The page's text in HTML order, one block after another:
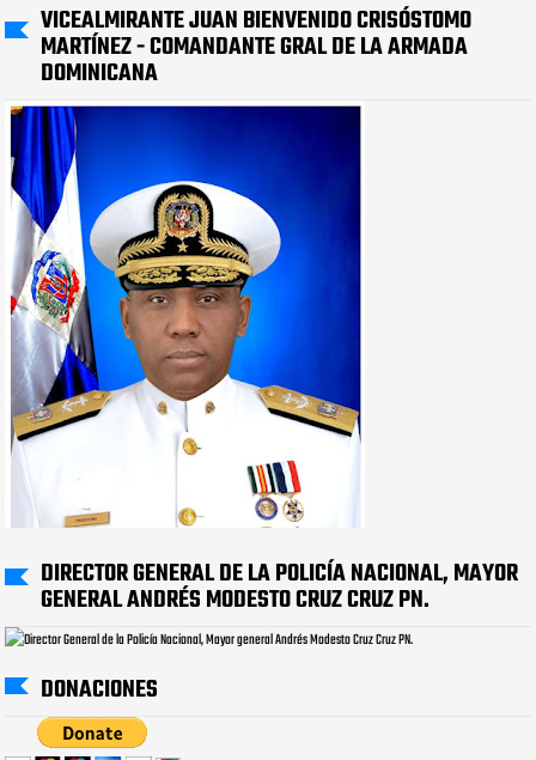
VICEALMIRANTE JUAN BIENVENIDO CRISÓSTOMO
MARTÍNEZ - COMANDANTE GRAL DE LA ARMADA
DOMINICANA
DIRECTOR GENERAL DE LA POLICÍA NACIONAL, MAYOR
GENERAL ANDRÉS MODESTO CRUZ CRUZ PN.
DONACIONES